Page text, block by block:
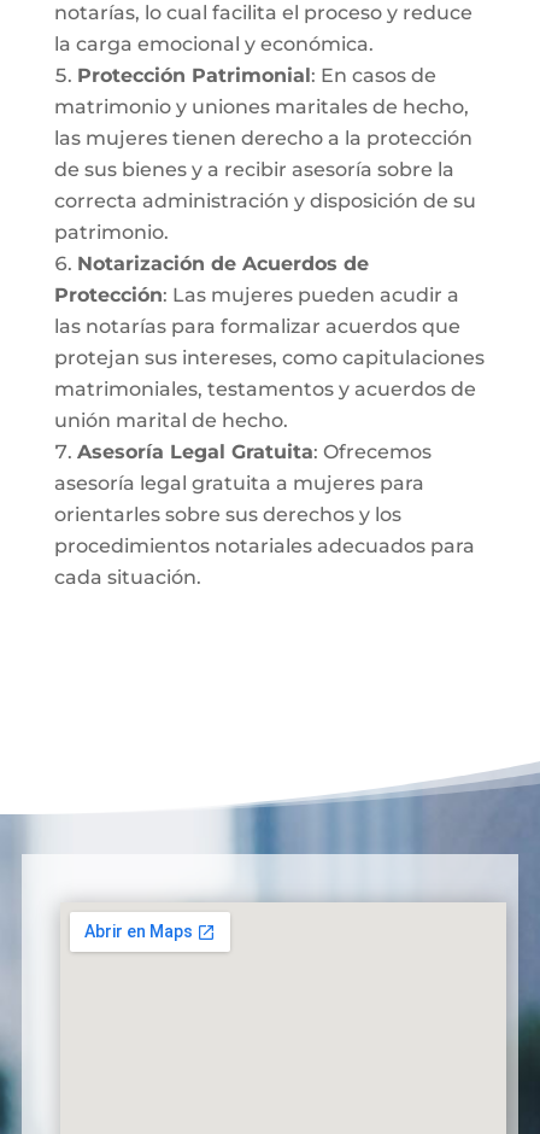
notarías, lo cual facilita el proceso y reduce
la carga emocional y económica.
Protección Patrimonial: En casos de
matrimonio y uniones maritales de hecho,
las mujeres tienen derecho a la protección
de sus bienes y a recibir asesoría sobre la
correcta administración y disposición de su
patrimonio.
Notarización de Acuerdos de
Protección: Las mujeres pueden acudir a
las notarías para formalizar acuerdos que
protejan sus intereses, como capitulaciones
matrimoniales, testamentos y acuerdos de
unión marital de hecho.
Asesoría Legal Gratuita: Ofrecemos
asesoría legal gratuita a mujeres para
orientarles sobre sus derechos y los
procedimientos notariales adecuados para
cada situación.